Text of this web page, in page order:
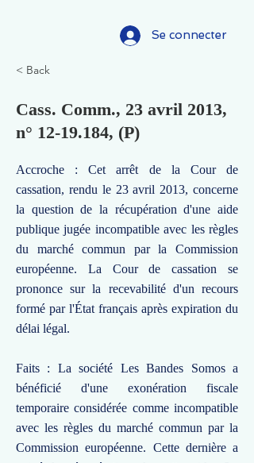
Se connecter
< Back
Cass. Comm., 23 avril 2013,
n° 12-19.184, (P)
Accroche : Cet arrêt de la Cour de
cassation, rendu le 23 avril 2013, concerne
la question de la récupération d'une aide
publique jugée incompatible avec les règles
du marché commun par la Commission
européenne. La Cour de cassation se
prononce sur la recevabilité d'un recours
formé par l'État français après expiration du
délai légal.
Faits : La société Les Bandes Somos a
bénéficié d'une exonération fiscale
temporaire considérée comme incompatible
avec les règles du marché commun par la
Commission européenne. Cette dernière a